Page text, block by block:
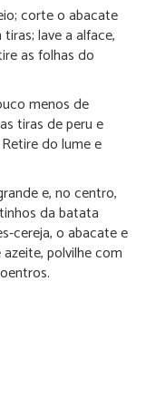
corte o abacate
lave a alface,
as folhas do
menos de
tiras de peru e
do lume e
e, no centro,
da batata
cereja, o abacate e
polvilhe com